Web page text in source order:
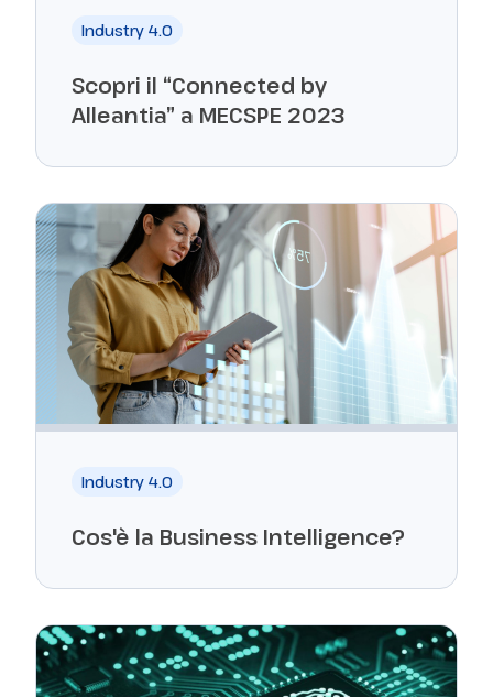
Industry 4.0
Scopri il “Connected by
Alleantia” a MECSPE 2023
Industry 4.0
Cos'è la Business Intelligence?